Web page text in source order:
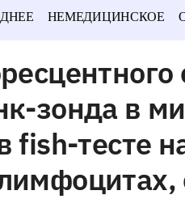
НЕМЕДИЦИНСКОЕ
зонда в
fish-тесте